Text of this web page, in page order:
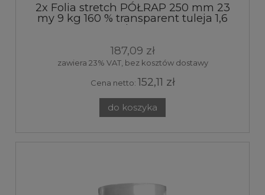
2x Folia stretch PÓŁRAP 250 mm 23
my 9 kg 160 % transparent tuleja 1,6
kg
187,09 zł
zawiera 23% VAT, bez kosztów dostawy
Cena netto: 152,11 zł
do koszyka